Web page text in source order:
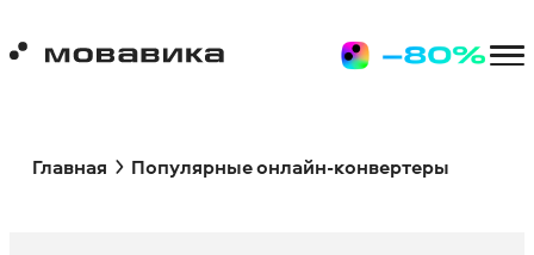
Главная Популярные онлайн-конвертеры